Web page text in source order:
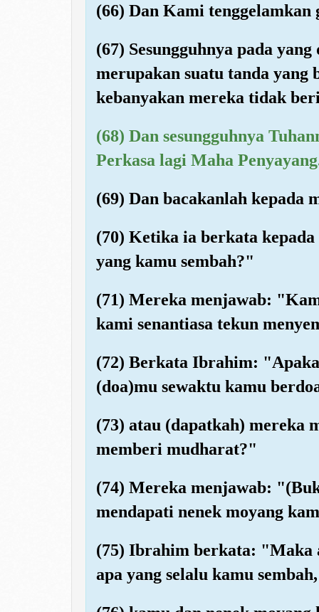
(66) Dan Kami tenggelamkan
(67) Sesungguhnya pada
merupakan suatu tanda
kebanyakan mereka tidak
(68) Dan sesungguhnya
Perkasa lagi Maha
(69) Dan bacakanlah kepada
(70) Ketika ia berkata
yang kamu sembah?"
(71) Mereka menjawab:
kami senantiasa tekun
(72) Berkata Ibrahim:
(doa)mu sewaktu kamu
(73) atau (dapatkah) mereka
memberi mudharat?"
(74) Mereka menjawab:
mendapati nenek moyang
(75) Ibrahim berkata: "Maka
apa yang selalu kamu sembah,